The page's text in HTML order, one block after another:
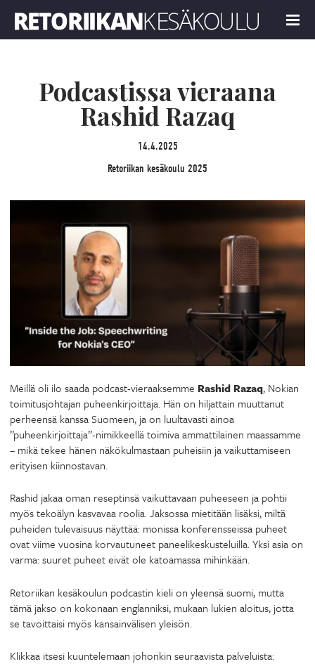
MENU
Podcastissa vieraana
Rashid Razaq
14.4.2025
Retoriikan kesäkoulu 2025
Meillä oli ilo saada podcast-vieraaksemme Rashid Razaq, Nokian
toimitusjohtajan puheenkirjoittaja. Hän on hiljattain muuttanut
perheensä kanssa Suomeen, ja on luultavasti ainoa
”puheenkirjoittaja”-nimikkeellä toimiva ammattilainen maassamme
– mikä tekee hänen näkökulmastaan puheisiin ja vaikuttamiseen
erityisen kiinnostavan.
Rashid jakaa oman reseptinsä vaikuttavaan puheeseen ja pohtii
myös tekoälyn kasvavaa roolia. Jaksossa mietitään lisäksi, miltä
puheiden tulevaisuus näyttää: monissa konferensseissa puheet
ovat viime vuosina korvautuneet paneelikeskusteluilla. Yksi asia on
varma: suuret puheet eivät ole katoamassa mihinkään.
Retoriikan kesäkoulun podcastin kieli on yleensä suomi, mutta
tämä jakso on kokonaan englanniksi, mukaan lukien aloitus, jotta
se tavoittaisi myös kansainvälisen yleisön.
Klikkaa itsesi kuuntelemaan johonkin seuraavista palveluista: